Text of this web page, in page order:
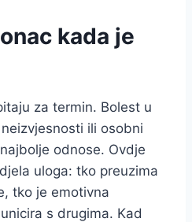
kada je
za termin. Bolest u
ili osobni
odnose. Ovdje
uloga: tko preuzima
tko je emotivna
s drugima. Kad